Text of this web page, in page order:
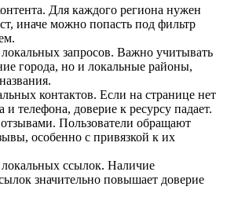
Для каждого региона нужен
иначе можно попасть под фильтр
запросов. Важно учитывать
города, но и локальные районы,
контактов. Если на странице нет
и телефона, доверие к ресурсу падает.
отзывами. Пользователи обращают
особенно с привязкой к их
ссылок. Наличие
значительно повышает доверие